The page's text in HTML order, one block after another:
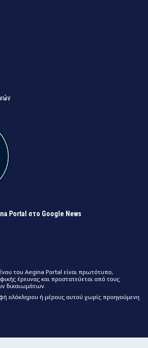
Portal στο Google News
του Aegina Portal είναι πρωτότυπο,
έρευνας και προστατεύεται από τους
δικαιωμάτων.
ολόκληρου ή μέρους αυτού χωρίς προηγούμενη